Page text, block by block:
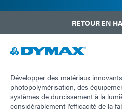
RETOUR EN
Développer des matériaux
photopolymérisation, des
systèmes de durcissement à la
considérablement l'efficacité de la